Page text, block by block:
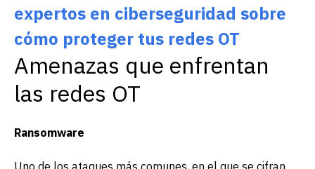
expertos en ciberseguridad sobre
cómo proteger tus redes OT
Amenazas que enfrentan
las redes OT
Ransomware
Uno de los ataques más comunes, en el que se cifran